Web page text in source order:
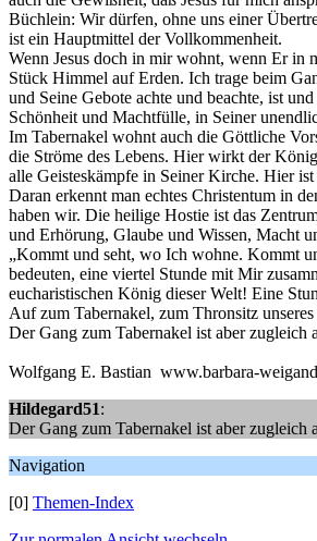
Büchlein: Wir dürfen, ohne uns einer
ist ein Hauptmittel der Vollkommenheit.
Wenn Jesus doch in mir wohnt, wenn Er in
Stück Himmel auf Erden. Ich trage beim
und Seine Gebote achte und beachte, ist
Schönheit und Machtfülle, in Seiner
Im Tabernakel wohnt auch die Göttliche
die Ströme des Lebens. Hier wirkt der
alle Geisteskämpfe in Seiner Kirche. Hier
Daran erkennt man echtes Christentum in
haben wir. Die heilige Hostie ist das
und Erhörung, Glaube und Wissen, Macht
„Kommt und seht, wo Ich wohne. Kommt
bedeuten, eine viertel Stunde mit Mir
eucharistischen König dieser Welt! Eine
Auf zum Tabernakel, zum Thronsitz
Der Gang zum Tabernakel ist aber
Wolfgang E. Bastian www.barbara-
Hildegard51:
Der Gang zum Tabernakel ist aber
Navigation
[0] Themen-Index